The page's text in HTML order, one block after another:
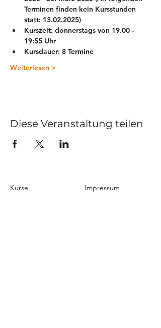
Terminen finden kein Kursstunden
statt: 13.02.2025)
Kurszeit: donnerstags von 19.00 -
19:55 Uhr
Kursdauer: 8 Termine
Weiterlesen >
Diese Veranstaltung teilen
Kurse
Impressum